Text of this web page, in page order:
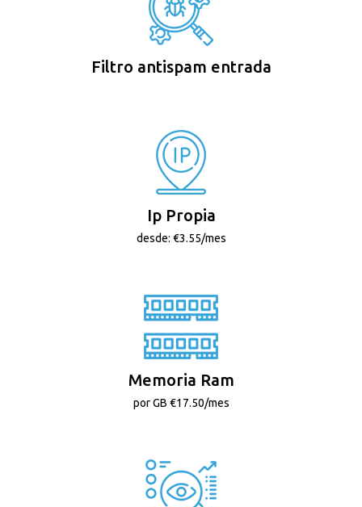
Filtro antispam entrada
Ip Propia
desde: €3.55/mes
Memoria Ram
por GB €17.50/mes